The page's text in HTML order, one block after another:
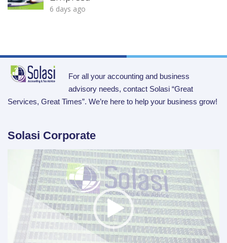
6 days ago
For all your accounting and business
advisory needs, contact Solasi “Great
Services, Great Times”. We’re here to help your business grow!
Solasi Corporate
Player